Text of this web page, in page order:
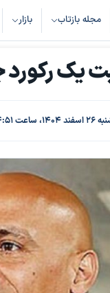
مجله بازتاب بازار
یک
ساعت ۱۴:۵۱